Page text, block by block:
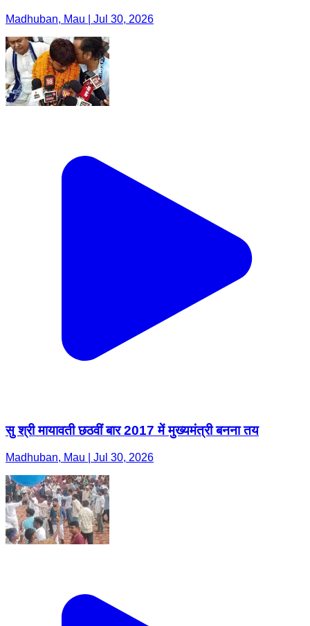
Madhuban, Mau | Jul 30, 2026
सु श्री मायावती छठवीं बार 2017 में मुख्यमंत्री बनना तय
Madhuban, Mau | Jul 30, 2026